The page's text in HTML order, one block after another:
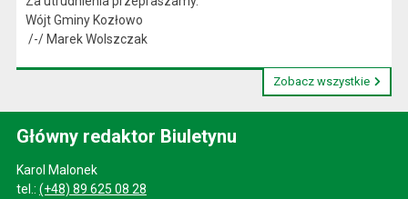
Wójt Gminy Kozłowo
/-/ Marek Wolszczak
Zobacz wszystkie
Główny redaktor Biuletynu
Karol Malonek
tel.: (+48) 89 625 08 28